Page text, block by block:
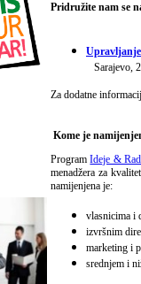
Pridružite nam se
Sarajevo,
Za dodatne
Kome je
ProgramIdeje &
menadžera za
namijenjena je:
vlasnicima i
izvršnim
marketing i
srednjem i